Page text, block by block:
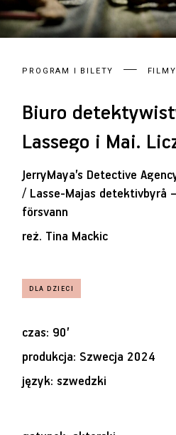
PROGRAM I BILETY
Biuro
Lassego i Mai.
JerryMaya’s Detective
/ Lasse-Majas detektivbyrå
försvann
reż. Tina Mackic
czas: 90’
produkcja: Szwecja 2024
język: szwedzki